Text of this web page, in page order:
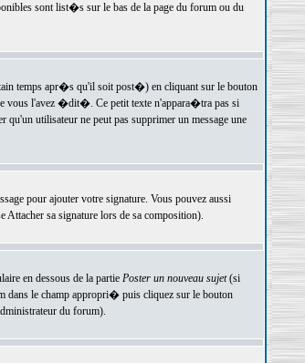
sont list�s sur le bas de la page du forum ou du
temps apr�s qu'il soit post�) en cliquant sur le bouton
vous l'avez �dit�. Ce petit texte n'appara�tra pas si
utilisateur ne peut pas supprimer un message une
pour ajouter votre signature. Vous pouvez aussi
sa signature lors de sa composition).
en dessous de la partie Poster un nouveau sujet(si
dans le champ appropri� puis cliquez sur le bouton
du forum).